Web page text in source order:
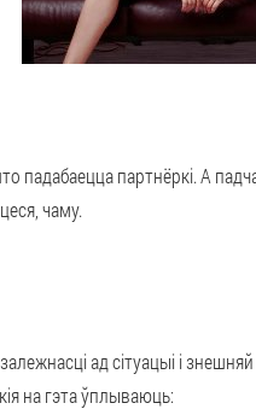
партнёркі. А
чаму.
ад сітуацыі і
на гэта ўплываюць: